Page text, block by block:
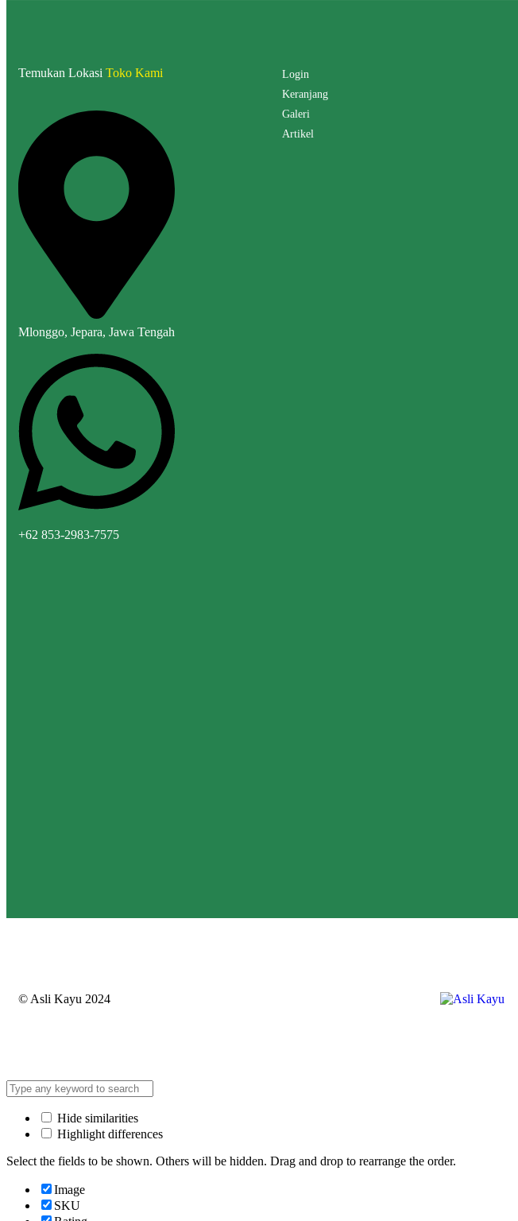
Temukan Lokasi Toko Kami
Mlonggo, Jepara, Jawa Tengah
+62 853-2983-7575
Login
Keranjang
Galeri
Artikel
© Asli Kayu 2024
Hide similarities
Highlight differences
Select the fields to be shown. Others will be hidden. Drag and drop to rearrange the order.
Image
SKU